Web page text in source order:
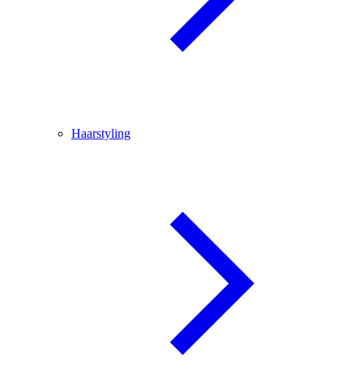
Haarstyling